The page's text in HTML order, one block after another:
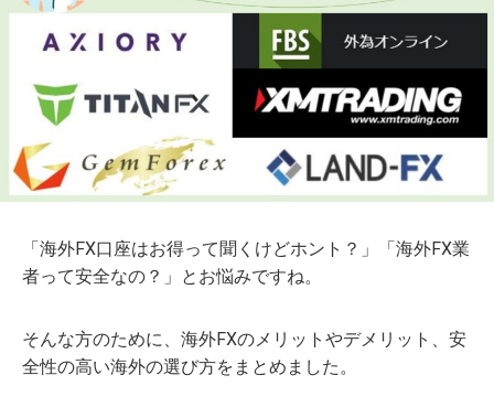
「海外FX口座はお得って聞くけどホント？」「海外FX業
者って安全なの？」とお悩みですね。
そんな方のために、海外FXのメリットやデメリット、安
全性の高い海外の選び方をまとめました。